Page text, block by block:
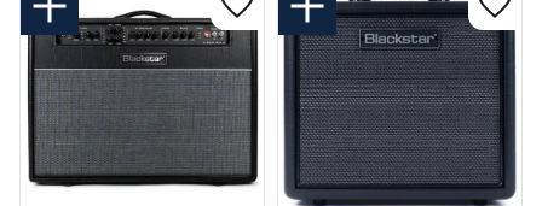
Lägg till i favoriter